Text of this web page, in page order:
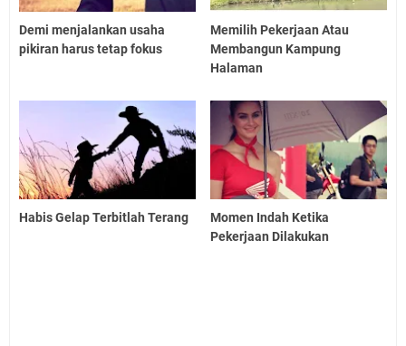
Demi menjalankan usaha
pikiran harus tetap fokus
Memilih Pekerjaan Atau
Membangun Kampung
Halaman
Habis Gelap Terbitlah Terang
Momen Indah Ketika
Pekerjaan Dilakukan